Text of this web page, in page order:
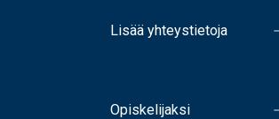
Lisää yhteystietoja
Opiskelijaksi